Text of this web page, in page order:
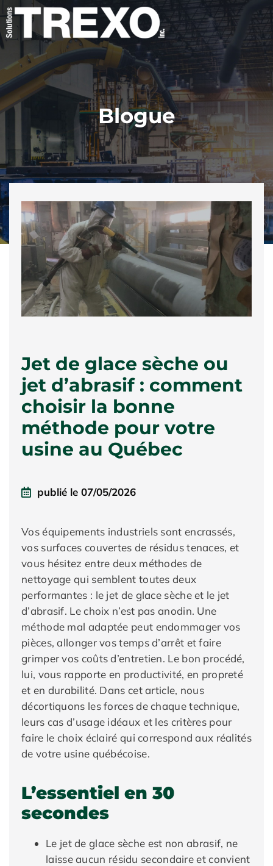
Blogue
Jet de glace sèche ou
jet d’abrasif : comment
choisir la bonne
méthode pour votre
usine au Québec
publié le 07/05/2026
Vos équipements industriels sont encrassés,
vos surfaces couvertes de résidus tenaces, et
vous hésitez entre deux méthodes de
nettoyage qui semblent toutes deux
performantes : le jet de glace sèche et le jet
d’abrasif. Le choix n’est pas anodin. Une
méthode mal adaptée peut endommager vos
pièces, allonger vos temps d’arrêt et faire
grimper vos coûts d’entretien. Le bon procédé,
lui, vous rapporte en productivité, en propreté
et en durabilité. Dans cet article, nous
décortiquons les forces de chaque technique,
leurs cas d’usage idéaux et les critères pour
faire le choix éclairé qui correspond aux réalités
de votre usine québécoise.
L’essentiel en 30
secondes
Le jet de glace sèche est non abrasif, ne
laisse aucun résidu secondaire et convient